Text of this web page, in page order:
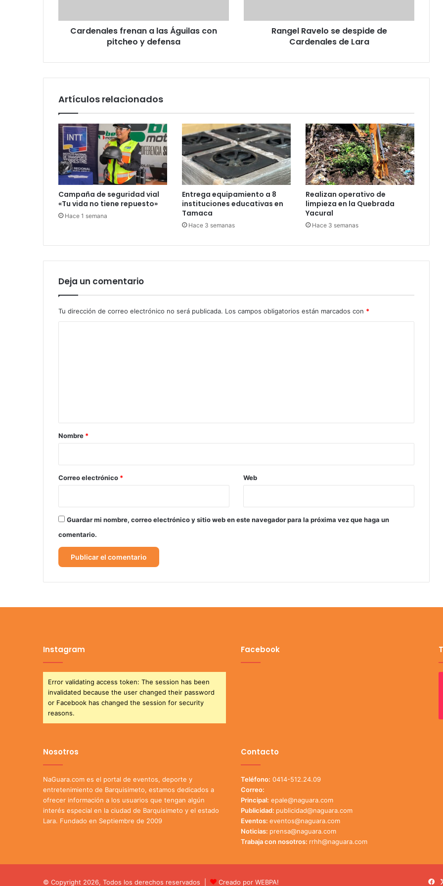
defensa
Cardenales frenan a las Águilas con
pitcheo y defensa
Rangel Ravelo se despide de
Cardenales de Lara
Artículos relacionados
Campaña de seguridad vial
«Tu vida no tiene repuesto»
Hace 1 semana
Entrega equipamiento a 8
instituciones educativas en
Tamaca
Hace 3 semanas
Realizan operativo de
limpieza en la Quebrada
Yacural
Hace 3 semanas
Deja un comentario
Tu dirección de correo electrónico no será publicada. Los campos obligatorios están marcados con *
r
*
Nombre *
Correo electrónico * Web
Guardar mi nombre, correo electrónico y sitio web en este navegador para la próxima vez que haga un
comentario.
Instagram
Error validating access token: The session has been
invalidated because the user changed their password
or Facebook has changed the session for security
reasons.
Facebook
Nosotros
NaGuara.com es el portal de eventos, deporte y
entretenimiento de Barquisimeto, estamos dedicados a
ofrecer información a los usuarios que tengan algún
interés especial en la ciudad de Barquisimeto y el estado
Lara. Fundado en Septiembre de 2009
Contacto
Teléfono: 0414-512.24.09
Correo:
Principal: epale@naguara.com
Publicidad: publicidad@naguara.com
Eventos: eventos@naguara.com
Noticias: prensa@naguara.com
Trabaja con nosotros: rrhh@naguara.com
© Copyright 2026, Todos los derechos reservados | Creado por WEBPA!